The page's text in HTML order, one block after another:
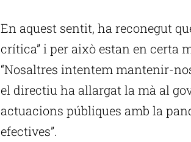
En aquest sentit, ha reconegut
crítica” i per això estan en certa
“Nosaltres intentem mantenir-
el directiu ha allargat la mà al
actuacions públiques amb la
efectives”.